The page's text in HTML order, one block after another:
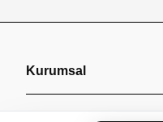
Kurumsal